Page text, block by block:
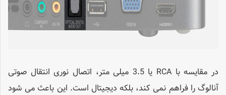
در مقایسه با RCA یا 3.5 میلی متر، اتصال نوری انتقال صوتی
آنالوگ را فراهم نمی کند، بلکه دیجیتال است. این باعث می شود